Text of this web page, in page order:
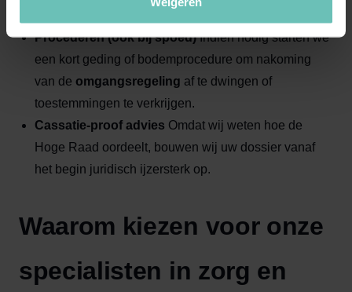
Procederen (ook bij spoed)Indien nodig starten we
een kort geding of bodemprocedure om nakoming
van de omgangsregeling af te dwingen of
toestemmingen te verkrijgen.
Cassatie-proof advies Omdat wij weten hoe de
Hoge Raad oordeelt, bouwen wij uw dossier vanaf
het begin juridisch ijzersterk op.
Waarom kiezen voor onze
specialisten in zorg en